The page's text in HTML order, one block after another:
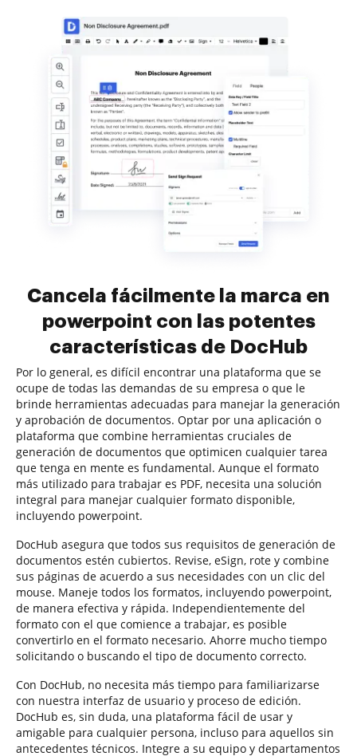
Cancela fácilmente la marca en
powerpoint con las potentes
características de DocHub
Por lo general, es difícil encontrar una plataforma que se
ocupe de todas las demandas de su empresa o que le
brinde herramientas adecuadas para manejar la generación
y aprobación de documentos. Optar por una aplicación o
plataforma que combine herramientas cruciales de
generación de documentos que optimicen cualquier tarea
que tenga en mente es fundamental. Aunque el formato
más utilizado para trabajar es PDF, necesita una solución
integral para manejar cualquier formato disponible,
incluyendo powerpoint.
DocHub asegura que todos sus requisitos de generación de
documentos estén cubiertos. Revise, eSign, rote y combine
sus páginas de acuerdo a sus necesidades con un clic del
mouse. Maneje todos los formatos, incluyendo powerpoint,
de manera efectiva y rápida. Independientemente del
formato con el que comience a trabajar, es posible
convertirlo en el formato necesario. Ahorre mucho tiempo
solicitando o buscando el tipo de documento correcto.
Con DocHub, no necesita más tiempo para familiarizarse
con nuestra interfaz de usuario y proceso de edición.
DocHub es, sin duda, una plataforma fácil de usar y
amigable para cualquier persona, incluso para aquellos sin
antecedentes técnicos. Integre a su equipo y departamentos